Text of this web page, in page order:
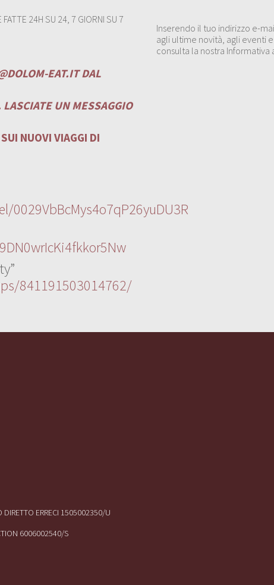
24H SU 24, 7 GIORNI SU 7
EAT.ITDAL
UN MESSAGGIO
NUOVI VIAGGI DI
841191503014762/
Inserendo il tuo indirizzo e-
agli ultime novità, agli eventi
consulta la nostra Informativa
ERRECI 1505002350/U
6006002540/S